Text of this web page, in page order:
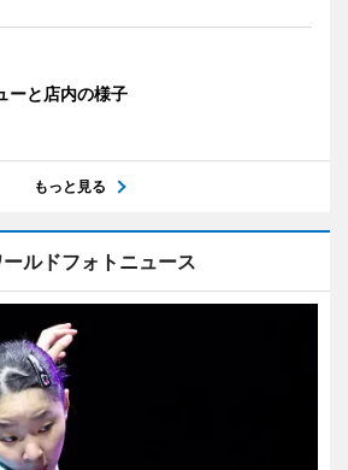
ーと店内の様子
もっと見る
ールドフォトニュース